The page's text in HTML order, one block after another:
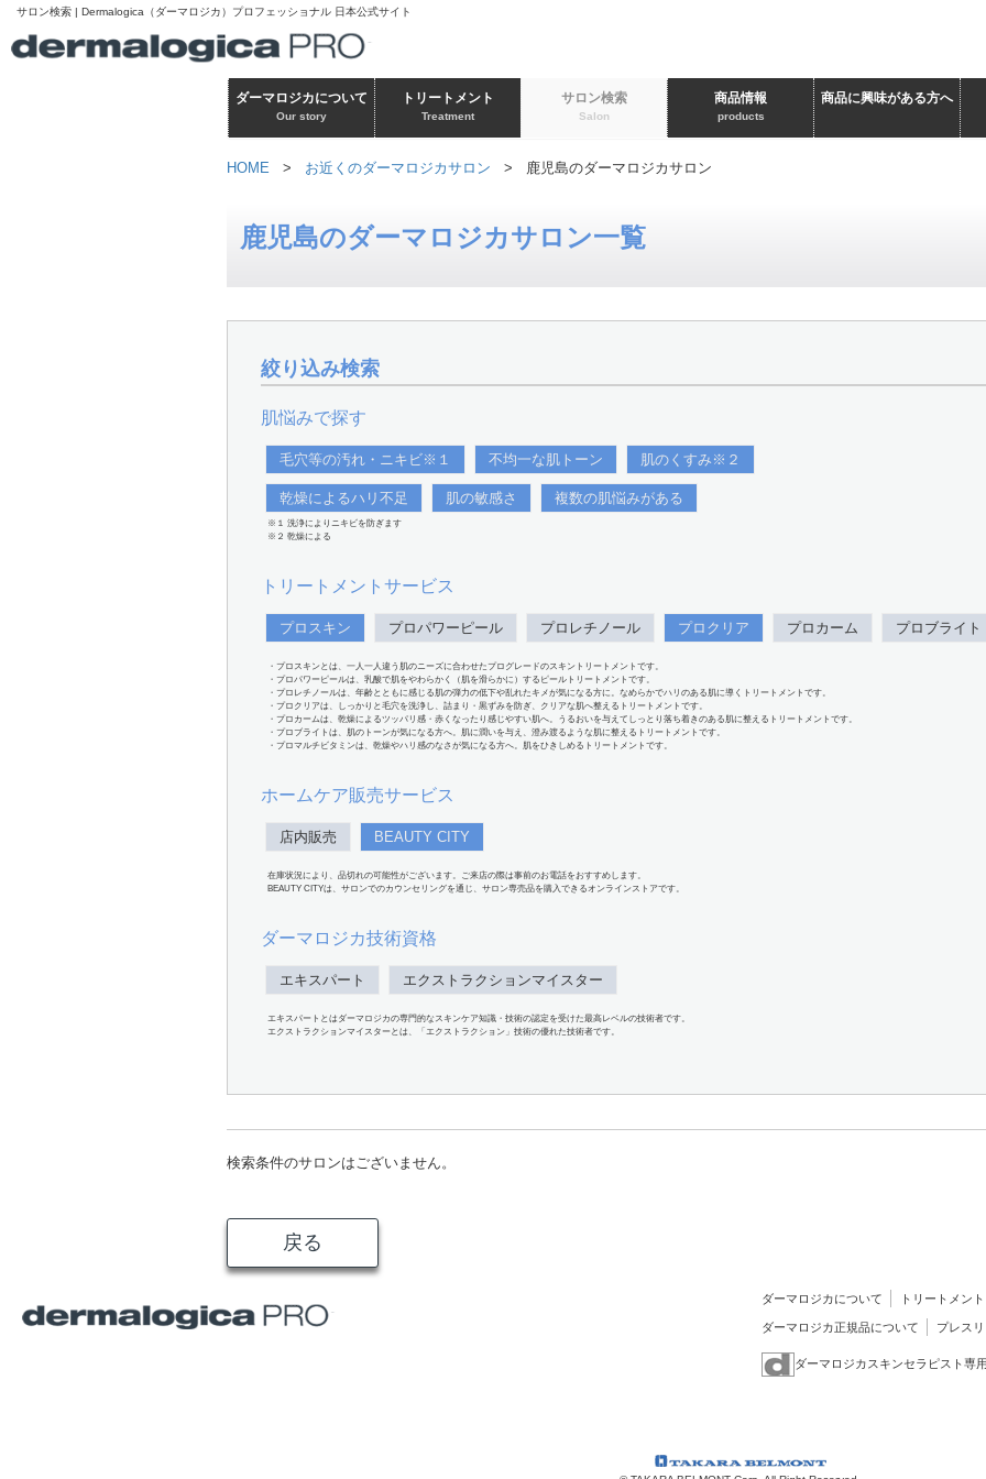
サロン検索 | Dermalogica（ダーマロジカ）プロフェッショナル 日本公式サイト
ダーマロジカについて
Our story
トリートメント
Treatment
サロン検索
Salon
商品情報
products
商品に興味がある方へ
HOME > お近くのダーマロジカサロン > 鹿児島のダーマロジカサロン
鹿児島のダーマロジカサロン一覧
絞り込み検索
肌悩みで探す
毛穴等の汚れ・ニキビ※１ 不均一な肌トーン 肌のくすみ※２
乾燥によるハリ不足 肌の敏感さ 複数の肌悩みがある
※１ 洗浄によりニキビを防ぎます
※２ 乾燥による
トリートメントサービス
プロスキン プロパワーピール プロレチノール プロクリア プロカーム プロブライト
・プロスキンとは、一人一人違う肌のニーズに合わせたプログレードのスキントリートメントです。
・プロパワーピールは、乳酸で肌をやわらかく（肌を滑らかに）するピールトリートメントです。
・プロレチノールは、年齢とともに感じる肌の弾力の低下や乱れたキメが気になる方に。なめらかでハリのある肌に導くトリートメントです。
・プロクリアは、しっかりと毛穴を洗浄し、詰まり・黒ずみを防ぎ、クリアな肌へ整えるトリートメントです。
・プロカームは、乾燥によるツッパリ感・赤くなったり感じやすい肌へ。うるおいを与えてしっとり落ち着きのある肌に整えるトリートメントです。
・プロブライトは、肌のトーンが気になる方へ。肌に潤いを与え、澄み渡るような肌に整えるトリートメントです。
・プロマルチビタミンは、乾燥やハリ感のなさが気になる方へ。肌をひきしめるトリートメントです。
ホームケア販売サービス
店内販売 BEAUTY CITY
在庫状況により、品切れの可能性がございます。ご来店の際は事前のお電話をおすすめします。
BEAUTY CITYは、サロンでのカウンセリングを通じ、サロン専売品を購入できるオンラインストアです。
ダーマロジカ技術資格
エキスパート エクストラクションマイスター
エキスパートとはダーマロジカの専門的なスキンケア知識・技術の認定を受けた最高レベルの技術者です。
エクストラクションマイスターとは、「エクストラクション」技術の優れた技術者です。
検索条件のサロンはございません。
戻る
ダーマロジカについて トリートメント
ダーマロジカ正規品について プレス
ダーマロジカスキンセラピスト専